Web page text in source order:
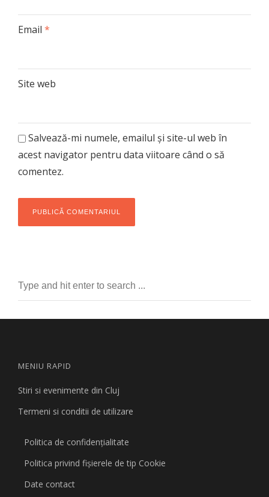
Email *
Site web
Salvează-mi numele, emailul și site-ul web în
acest navigator pentru data viitoare când o să
comentez.
MENIU RAPID
Stiri si evenimente din Cluj
Termeni si conditii de utilizare
Politica de confidențialitate
Politica privind fişierele de tip Cookie
Date contact